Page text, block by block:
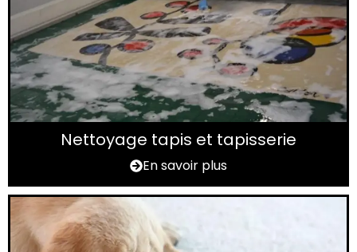
Nettoyage tapis et tapisserie
En savoir plus